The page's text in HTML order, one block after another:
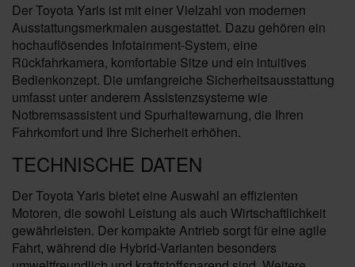
Der Toyota Yaris ist mit einer Vielzahl von modernen
Ausstattungsmerkmalen ausgestattet. Dazu gehören ein
hochauflösendes Infotainment-System, eine
Rückfahrkamera, komfortable Sitze und ein intuitives
Bedienkonzept. Die umfangreiche Sicherheitsausstattung
umfasst unter anderem Assistenzsysteme wie
Notbremsassistent und Spurhaltewarnung, die Ihren
Fahrkomfort und Ihre Sicherheit erhöhen.
TECHNISCHE DATEN
Der Toyota Yaris bietet eine Auswahl an effizienten
Motoren, die sowohl Leistung als auch Wirtschaftlichkeit
gewährleisten. Der kompakte Antrieb sorgt für eine agile
Fahrt, während die Hybrid-Varianten besonders